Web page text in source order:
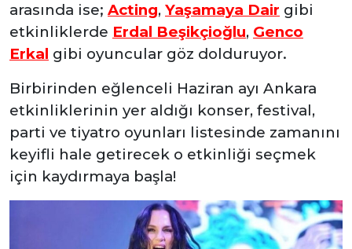
arasında ise; Acting, Yaşamaya Dair gibi
etkinliklerde Erdal Beşikçioğlu, Genco
Erkal gibi oyuncular göz dolduruyor.
Birbirinden eğlenceli Haziran ayı Ankara
etkinliklerinin yer aldığı konser, festival,
parti ve tiyatro oyunları listesinde zamanını
keyifli hale getirecek o etkinliği seçmek
için kaydırmaya başla!